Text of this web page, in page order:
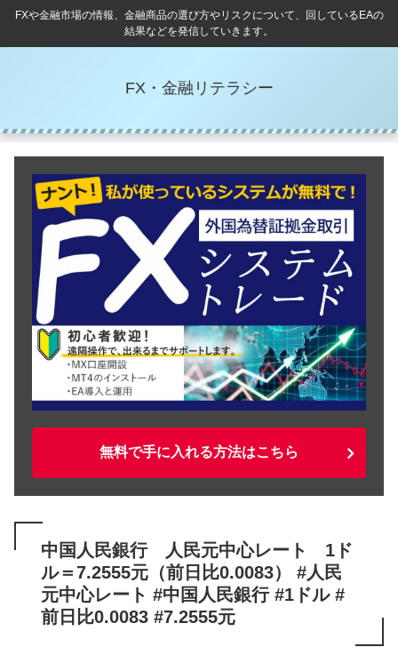
FXや金融市場の情報、金融商品の選び方やリスクについて、回しているEAの
結果などを発信していきます。
FX・金融リテラシー
無料で手に入れる方法はこちら
中国人民銀行 人民元中心レート 1ド
ル＝7.2555元（前日比0.0083） #人民
元中心レート #中国人民銀行 #1ドル #
前日比0.0083 #7.2555元